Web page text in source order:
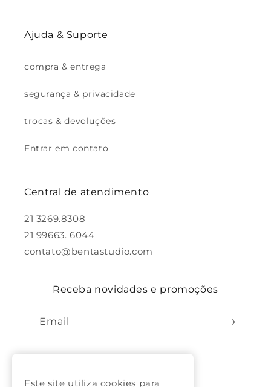
Ajuda & Suporte
compra & entrega
segurança & privacidade
trocas & devoluções
Entrar em contato
Central de atendimento
21 3269.8308
21 99663. 6044
contato@bentastudio.com
Receba novidades e promoções
Email
Este site utiliza cookies para